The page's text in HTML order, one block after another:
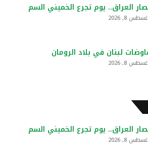
العراق.. يوم تجرع الخميني السم
8, 2026
لبنان في بلاد الرومان
8, 2026
العراق.. يوم تجرع الخميني السم
8, 2026